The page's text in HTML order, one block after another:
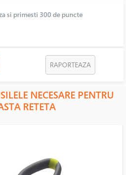
si primesti 300 de puncte
RAPORTEAZA
NECESARE PENTRU
RETETA